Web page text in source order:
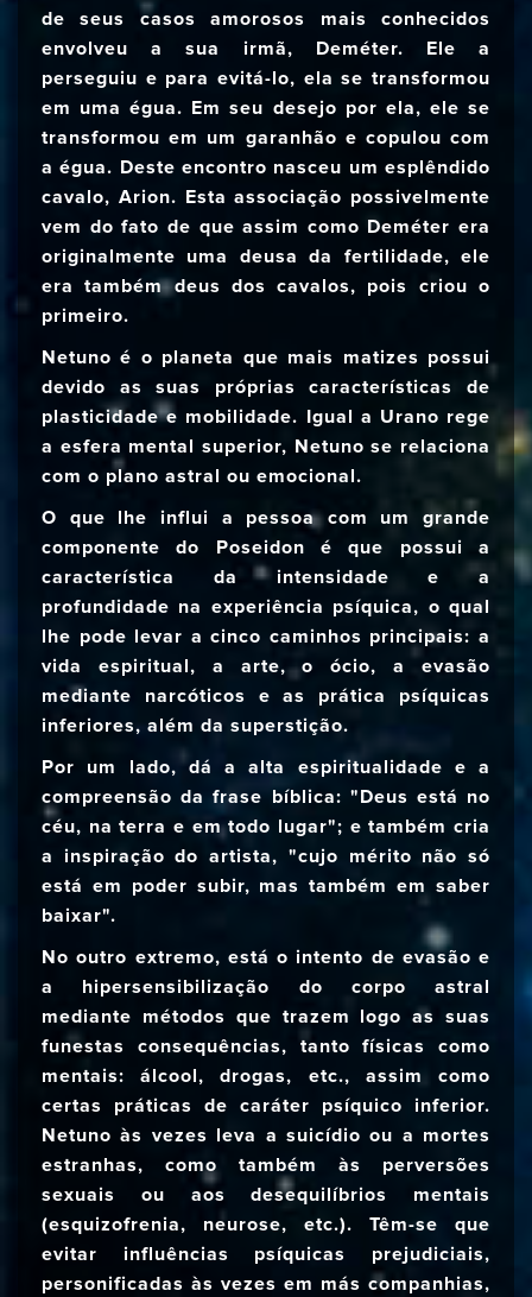
de seus casos amorosos mais conhecidos
envolveu a sua irmã, Deméter. Ele a
perseguiu e para evitá-lo, ela se transformou
em uma égua. Em seu desejo por ela, ele se
transformou em um garanhão e copulou com
a égua. Deste encontro nasceu um esplêndido
cavalo, Arion. Esta associação possivelmente
vem do fato de que assim como Deméter era
originalmente uma deusa da fertilidade, ele
era também deus dos cavalos, pois criou o
primeiro.
Netuno é o planeta que mais matizes possui
devido as suas próprias características de
plasticidade e mobilidade. Igual a Urano rege
a esfera mental superior, Netuno se relaciona
com o plano astral ou emocional.
O que lhe influi a pessoa com um grande
componente do Poseidon é que possui a
característica da intensidade e a
profundidade na experiência psíquica, o qual
lhe pode levar a cinco caminhos principais: a
vida espiritual, a arte, o ócio, a evasão
mediante narcóticos e as prática psíquicas
inferiores, além da superstição.
Por um lado, dá a alta espiritualidade e a
compreensão da frase bíblica: "Deus está no
céu, na terra e em todo lugar"; e também cria
a inspiração do artista, "cujo mérito não só
está em poder subir, mas também em saber
baixar".
No outro extremo, está o intento de evasão e
a hipersensibilização do corpo astral
mediante métodos que trazem logo as suas
funestas consequências, tanto físicas como
mentais: álcool, drogas, etc., assim como
certas práticas de caráter psíquico inferior.
Netuno às vezes leva a suicídio ou a mortes
estranhas, como também às perversões
sexuais ou aos desequilíbrios mentais
(esquizofrenia, neurose, etc.). Têm-se que
evitar influências psíquicas prejudiciais,
personificadas às vezes em más companhias,